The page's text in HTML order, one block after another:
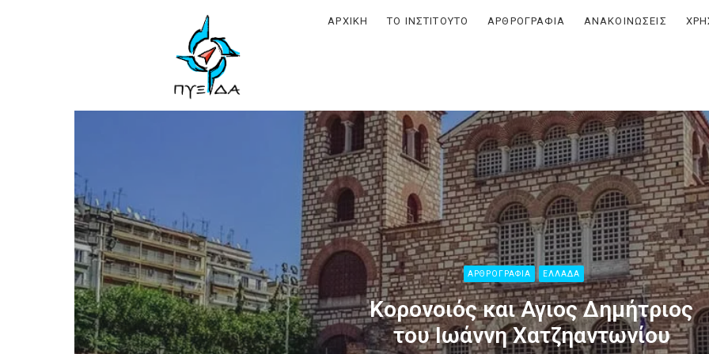
ΠΥΞΙΔΑ
Εθνικής
Συγκρότησης
Ανάπτυξης
(Ι.Γ.Ε.ΣΥ.Α.)
ΑΡΧΙΚΗ ΤΟ ΙΝΣΤΙΤΟΥΤΟ ΑΡΘΡΟΓΡΑΦΙΑ ΑΝΑΚΟΙΝΩΣΕΙΣ
ΑΡΘΡΟΓΡΑΦΙΑ ΕΛΛΑΔΑ
Κορονοιός και Αγιος Δημήτριος
του Ιωάννη Χατζηαντωνίου